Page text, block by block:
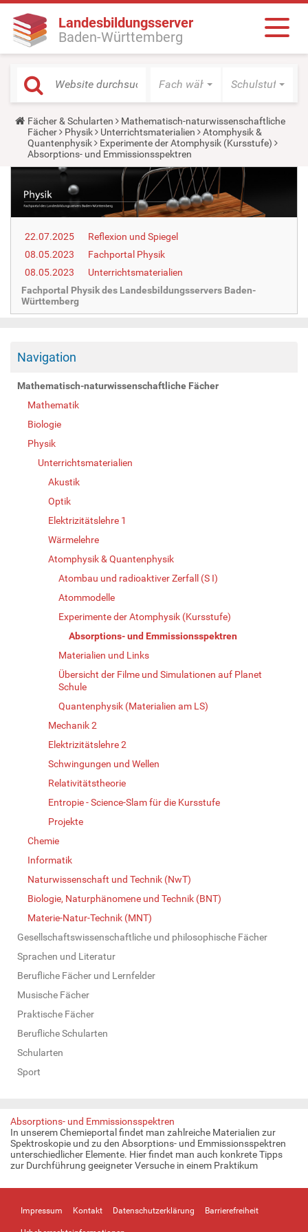
Landesbildungsserver
Baden-Württemberg
Fach wählen Schulstufe
Y
o
u
a
r
e
r
e
Fächer & Schularten
Mathematisch-naturwissenschaftliche
Fächer
Physik Unterrichtsmaterialien
Atomphysik &
Quantenphysik
Experimente der Atomphysik (Kursstufe)
Absorptions- und Emmissionsspektren
22.07.2025
Reflexion und Spiegel
08.05.2023
Fachportal Physik
08.05.2023
Unterrichtsmaterialien
Fachportal Physik des Landesbildungsservers Baden-
Württemberg
Navigation
Mathematisch-naturwissenschaftliche Fächer
Mathematik
Biologie
Physik
Unterrichtsmaterialien
Akustik
Optik
Elektrizitätslehre 1
Wärmelehre
Atomphysik & Quantenphysik
Atombau und radioaktiver Zerfall (S I)
Atommodelle
Experimente der Atomphysik (Kursstufe)
Absorptions- und Emmissionsspektren
Materialien und Links
Übersicht der Filme und Simulationen auf Planet
Schule
Quantenphysik (Materialien am LS)
Mechanik 2
Elektrizitätslehre 2
Schwingungen und Wellen
Relativitätstheorie
Entropie - Science-Slam für die Kursstufe
Projekte
Chemie
Informatik
Naturwissenschaft und Technik (NwT)
Biologie, Naturphänomene und Technik (BNT)
Materie-Natur-Technik (MNT)
Gesellschaftswissenschaftliche und philosophische Fächer
Sprachen und Literatur
Berufliche Fächer und Lernfelder
Musische Fächer
Praktische Fächer
Berufliche Schularten
Schularten
Sport
Absorptions- und Emmissionsspektren
In unserem Chemieportal findet man zahlreiche Materialien zur
Spektroskopie und zu den Absorptions- und Emmissionsspektren
unterschiedlicher Elemente. Hier findet man auch konkrete Tipps
zur Durchführung geeigneter Versuche in einem Praktikum
Impressum Kontakt Datenschutzerklärung Barrierefreiheit